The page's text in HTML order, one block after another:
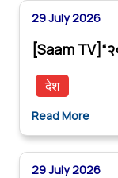
29 July 2026
[Saam TV]“२०
देश
Read More
29 July 2026